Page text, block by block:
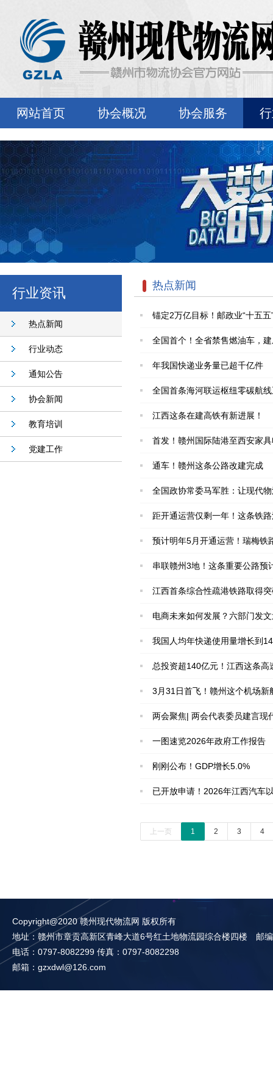
网站首页 协会概况 协会服务
行业资讯
热点新闻
行业动态
通知公告
协会新闻
教育培训
党建工作
热点新闻
锚定2万亿目标！邮政业“十五
全国首个！全省禁售燃油车，
年我国快递业务量已超千亿件
全国首条海河联运枢纽零碳航
江西这条在建高铁有新进展！
首发！赣州国际陆港至西安家
通车！赣州这条公路改建完成
全国政协常委马军胜：让现代
距开通运营仅剩一年！这条铁
预计明年5月开通运营！瑞梅
串联赣州3地！这条重要公路预
江西首条综合性疏港铁路取得
电商未来如何发展？六部门发
我国人均年快递使用量增长到
总投资超140亿元！江西这条高
3月31日首飞！赣州这个机场新
两会聚焦| 两会代表委员建言现
一图速览2026年政府工作报告
刚刚公布！GDP增长5.0%
已开放申请！2026年江西汽车
上一页 1 2 3 4
Copyright@2020 赣州现代物流网 版权所有
地址：赣州市章贡高新区青峰大道6号红土地物流园综合楼四楼 邮
电话：0797-8082299 传真：0797-8082298
邮箱：gzxdwl@126.com